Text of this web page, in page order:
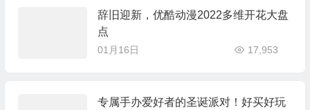
辞旧迎新，优酷动漫2022多维开花大盘
点
01月16日 17,953
专属手办爱好者的圣诞派对！好买好玩